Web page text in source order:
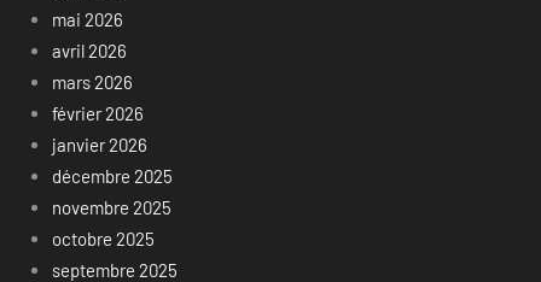
mai 2026
avril 2026
mars 2026
février 2026
janvier 2026
décembre 2025
novembre 2025
octobre 2025
septembre 2025